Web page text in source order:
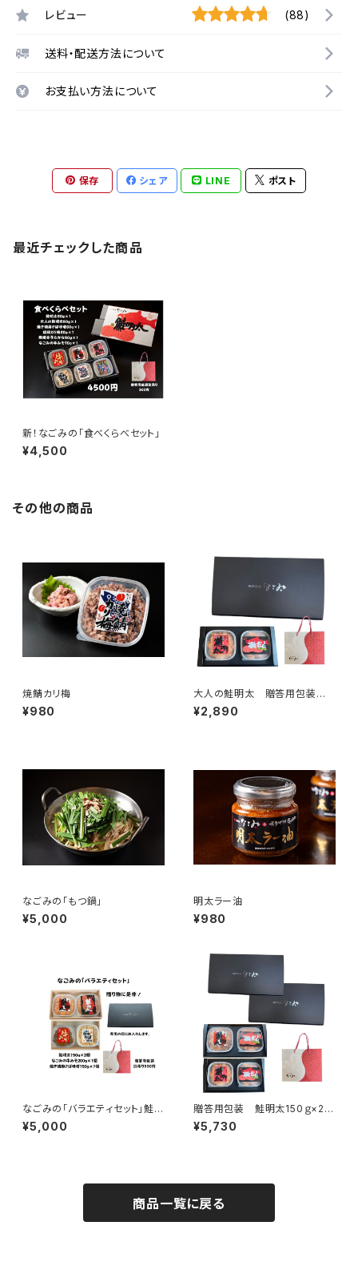
レビュー (88)
送料・配送方法について
お支払い方法について
保存 シェア LINE ポスト
最近チェックした商品
新！なごみの「食べくらべセット」
¥4,500
その他の商品
焼鯖カリ梅
¥980
大人の鮭明太 贈答用包装 1
段重ね
¥2,890
なごみの「もつ鍋」
¥5,000
明太ラー油
¥980
なごみの「バラエティセット」鮭明
太＋なごみの牛みそ＋焼胡麻さ
ば味噌
¥5,000
贈答用包装 鮭明太150ｇ×2個
＋大人の鮭明太150ｇ×2個
¥5,730
商品一覧に戻る